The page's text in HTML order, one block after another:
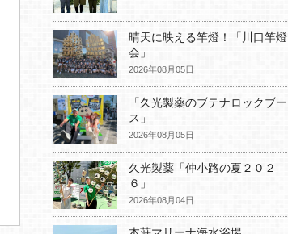
晴天に映える竿燈！「川口竿燈
会」
2026年08月05日
「久光製薬のブテナロックブー
ス」
2026年08月05日
久光製薬「仲小路の夏２０２
６」
2026年08月04日